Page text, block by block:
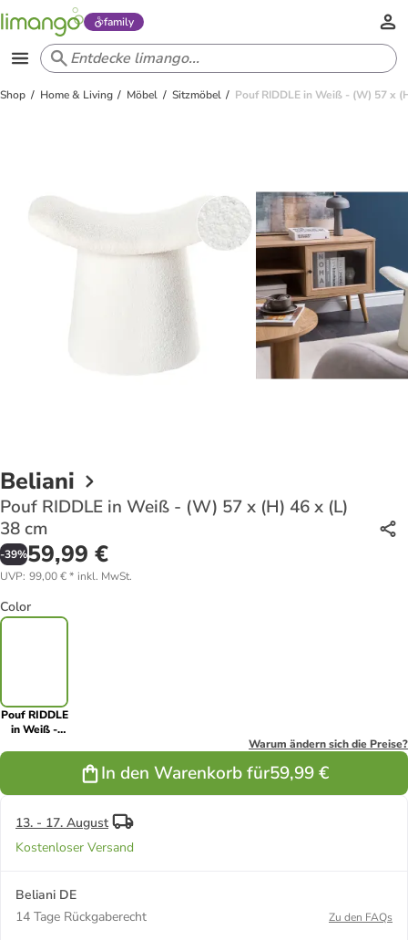
family
Shop Home & Living Möbel Sitzmöbel Pouf RIDDLE in Weiß - (W) 57 x
Beliani
Pouf RIDDLE in Weiß - (W) 57 x (H) 46 x (L)
38 cm
-39%59,99 €
UVP: 99,00 €* inkl. MwSt.
Color
Pouf RIDDLE
in Weiß -
Warum ändern sich die Preise?
In den Warenkorb für59,99 €
13. - 17. August
Kostenloser Versand
Beliani DE
14 Tage Rückgaberecht
Zu den FAQs